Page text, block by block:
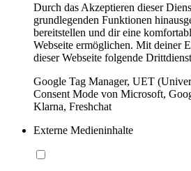
Durch das Akzeptieren dieser
grundlegenden Funktionen
bereitstellen und dir eine
Webseite ermöglichen. Mit deiner
dieser Webseite folgende
Google Tag Manager, UET
Consent Mode von Microsoft,
Klarna, Freshchat
Externe Medieninhalte